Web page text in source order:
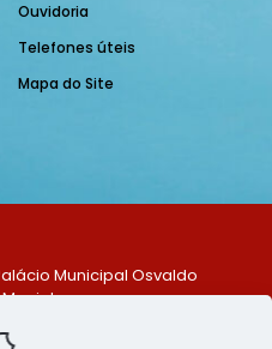
Ouvidoria
Telefones úteis
Mapa do Site
Palácio Municipal Osvaldo
- PE. CEP: 553370-128